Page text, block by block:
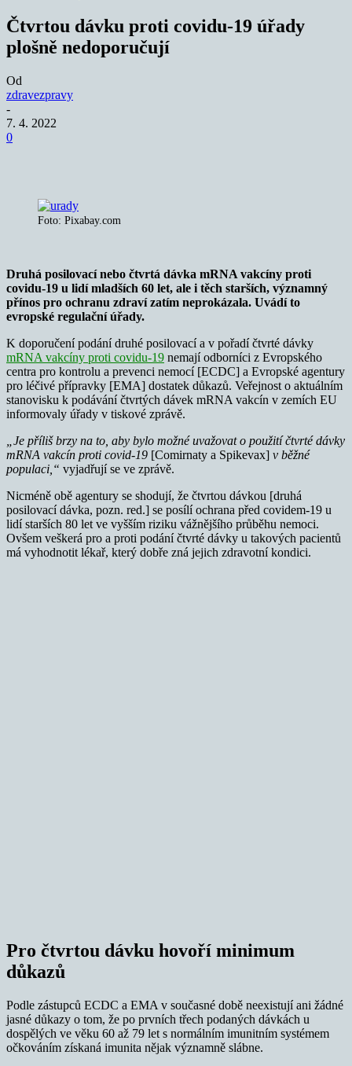
Čtvrtou dávku proti covidu-19 úřady
plošně nedoporučují
Od
zdravezpravy
-
7. 4. 2022
0
Foto: Pixabay.com
Druhá posilovací nebo čtvrtá dávka mRNA vakcíny proti
covidu-19 u lidí mladších 60 let, ale i těch starších, významný
přínos pro ochranu zdraví zatím neprokázala. Uvádí to
evropské regulační úřady.
K doporučení podání druhé posilovací a v pořadí čtvrté dávky
mRNA vakcíny proti covidu-19 nemají odborníci z Evropského
centra pro kontrolu a prevenci nemocí [ECDC] a Evropské agentury
pro léčivé přípravky [EMA] dostatek důkazů. Veřejnost o aktuálním
stanovisku k podávání čtvrtých dávek mRNA vakcín v zemích EU
informovaly úřady v tiskové zprávě.
„Je příliš brzy na to, aby bylo možné uvažovat o použití čtvrté dávky
mRNA vakcín proti covid-19 [Comirnaty a Spikevax] v běžné
populaci,“ vyjadřují se ve zprávě.
Nicméně obě agentury se shodují, že čtvrtou dávkou [druhá
posilovací dávka, pozn. red.] se posílí ochrana před covidem-19 u
lidí starších 80 let ve vyšším riziku vážnějšího průběhu nemoci.
Ovšem veškerá pro a proti podání čtvrté dávky u takových pacientů
má vyhodnotit lékař, který dobře zná jejich zdravotní kondici.
Pro čtvrtou dávku hovoří minimum
důkazů
Podle zástupců ECDC a EMA v současné době neexistují ani žádné
jasné důkazy o tom, že po prvních třech podaných dávkách u
dospělých ve věku 60 až 79 let s normálním imunitním systémem
očkováním získaná imunita nějak významně slábne.